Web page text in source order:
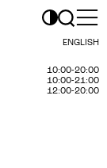
ENGLISH
10:00-20:00
10:00-21:00
12:00-20:00